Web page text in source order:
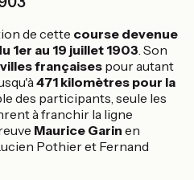
de cette course devenue
1er au 19 juillet 1903. Son
villes françaisespour autant
471 kilomètres pour la
des participants, seule les
à franchir la ligne
Maurice Garin en
Pothier et Fernand